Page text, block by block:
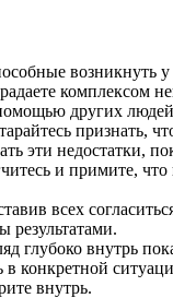
возникнуть
комплексом
других
признать,
эти недостатки,
и примите,
всех
результатами.
глубоко внутрь
в конкретной
внутрь.